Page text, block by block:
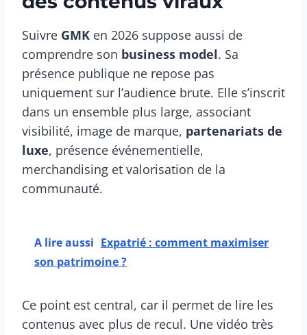
Suivre GMK en 2026 suppose aussi de
comprendre son business model. Sa
présence publique ne repose pas
uniquement sur l’audience brute. Elle s’inscrit
dans un ensemble plus large, associant
visibilité, image de marque, partenariats de
luxe, présence événementielle,
merchandising et valorisation de la
communauté.
A lire aussi Expatrié : comment maximiser
son patrimoine ?
Ce point est central, car il permet de lire les
contenus avec plus de recul. Une vidéo très